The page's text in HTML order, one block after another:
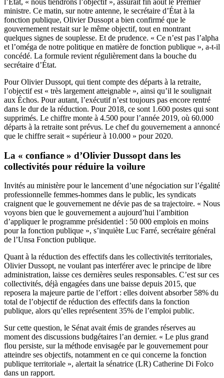
ministre. Ce matin, sur notre antenne, le secrétaire d’État à la
fonction publique, Olivier Dussopt a bien confirmé que le
gouvernement restait sur le même objectif, tout en montrant
quelques signes de souplesse. Et de prudence. « Ce n’est pas l’alpha
et l’oméga de notre politique en matière de fonction publique », a-t-il
concédé. La formule revient régulièrement dans la bouche du
secrétaire d’État.
Pour Olivier Dussopt, qui tient compte des départs à la retraite,
l’objectif est « très largement atteignable », ainsi qu’il le soulignait
aux Échos. Pour autant, l’exécutif n’est toujours pas encore rentré
dans le dur de la réduction. Pour 2018, ce sont 1.600 postes qui sont
supprimés. Le chiffre monte à 4.500 pour l’année 2019, où 60.000
départs à la retraite sont prévus. Le chef du gouvernement a annoncé
que le chiffre serait « supérieur à 10.000 » pour 2020.
La « confiance » d’Olivier Dussopt dans les
collectivités pour réduire la voilure
Invités au ministère pour le lancement d’une négociation sur l’égalité
professionnelle femmes-hommes dans le public, les syndicats
craignent que le gouvernement ne dévie pas de sa trajectoire. « Nous
voyons bien que le gouvernement a aujourd’hui l’ambition
d’appliquer le programme présidentiel : 50 000 emplois en moins
pour la fonction publique », s’inquiète Luc Farré, secrétaire général
de l’Unsa Fonction publique.
Quant à la réduction des effectifs dans les collectivités territoriales,
Olivier Dussopt, ne voulant pas interférer avec le principe de libre
administration, laisse ces dernières seules responsables. C’est sur ces
collectivités, déjà engagées dans une baisse depuis 2015, que
reposera la majeure partie de l’effort : elles doivent absorber 58% du
total de l’objectif de réduction des effectifs dans la fonction
publique, alors qu’elles représentent 35% de l’emploi public.
Sur cette question, le Sénat avait émis de grandes réserves au
moment des discussions budgétaires l’an dernier. « Le plus grand
flou persiste, sur la méthode envisagée par le gouvernement pour
atteindre ses objectifs, notamment en ce qui concerne la fonction
publique territoriale », alertait la sénatrice (LR) Catherine Di Folco
dans un rapport.